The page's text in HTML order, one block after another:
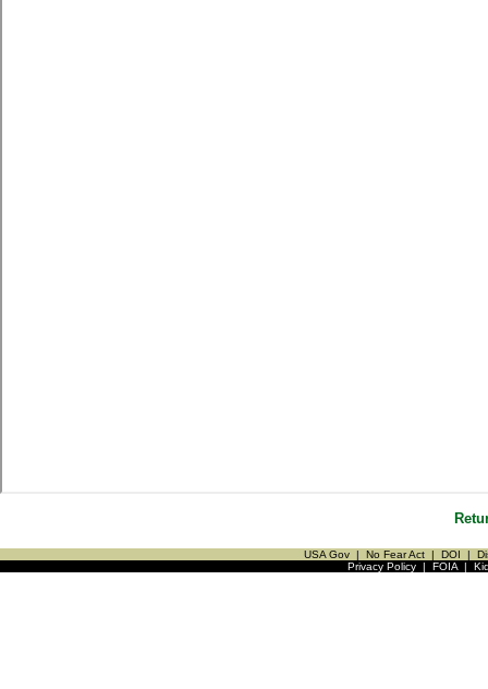
USA Gov | No Fear Act | DOI |
Privacy Policy| FOIA|